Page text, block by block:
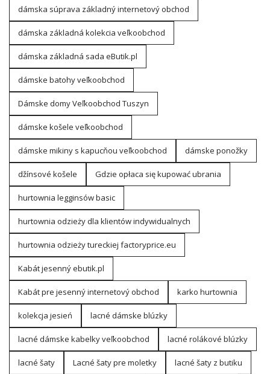
dámska súprava základný internetový obchod
dámska základná kolekcia veľkoobchod
dámska základná sada eButik.pl
dámske batohy veľkoobchod
Dámske domy Veľkoobchod Tuszyn
dámske košele veľkoobchod
dámske mikiny s kapucňou veľkoobchod dámske ponožky
džínsové košele Gdzie opłaca się kupować ubrania
hurtownia legginsów basic
hurtownia odzieży dla klientów indywidualnych
hurtownia odzieży tureckiej factoryprice.eu
Kabát jesenný ebutik.pl
Kabát pre jesenný internetový obchod karko hurtownia
kolekcja jesień lacné dámske blúzky
lacné dámske kabelky veľkoobchod lacné rolákové blúzky
lacné šaty Lacné šaty pre moletky lacné šaty z butiku